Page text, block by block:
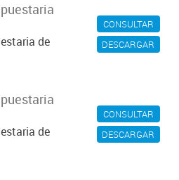
CONSULTAR
DESCARGAR
de
CONSULTAR
DESCARGAR
de